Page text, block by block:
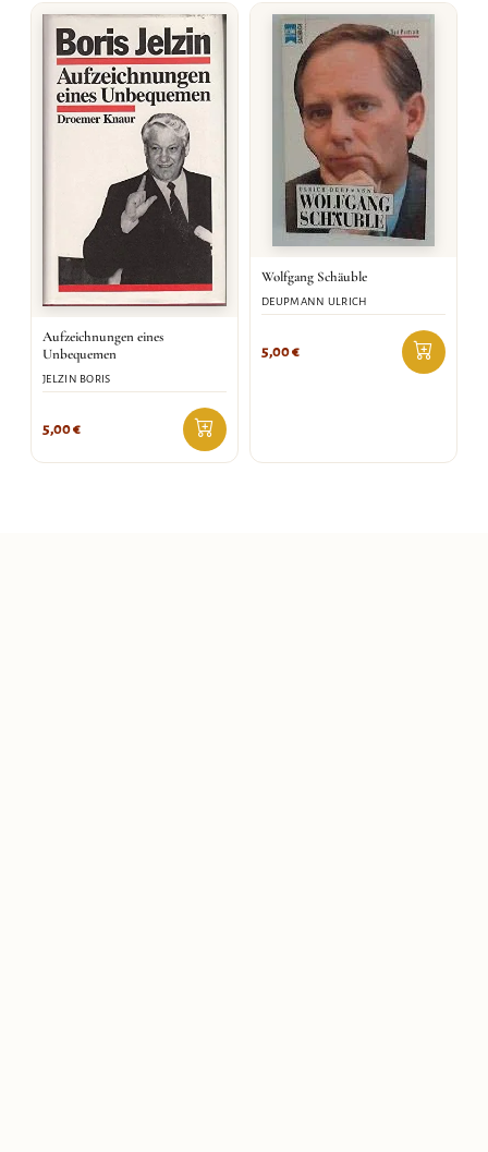
Aufzeichnungen eines
Unbequemen
JELZIN BORIS
5,00€
Wolfgang Schäuble
DEUPMANN ULRICH
5,00€